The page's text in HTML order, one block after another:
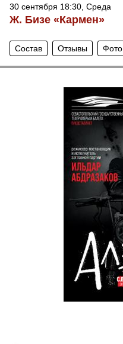
30 сентября 18:30, Среда
Ж. Бизе «Кармен»
Состав Отзывы Фото